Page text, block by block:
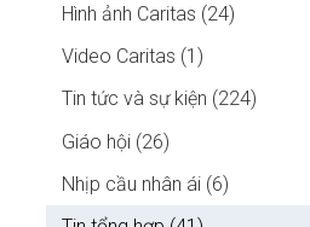
Hình ảnh Caritas (24)
Video Caritas (1)
Tin tức và sự kiện (224)
Giáo hội (26)
Nhịp cầu nhân ái (6)